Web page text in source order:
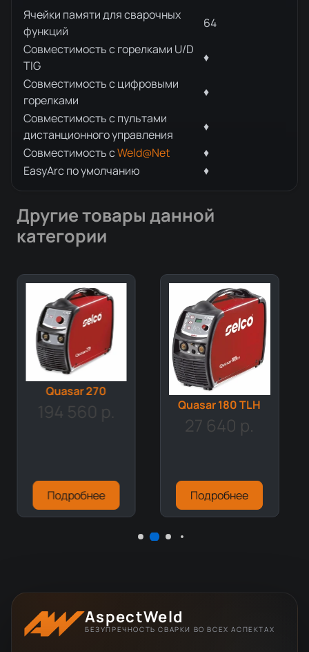
Ячейки памяти для сварочных
функций
64
Совместимость с горелками U/D
TIG
♦
Совместимость с цифровыми
горелками
♦
Совместимость с пультами
дистанционного управления
♦
Совместимость сWeld@Net
♦
EasyArc по умолчанию
♦
Другие товары данной
категории
Quasar 270
194 560 р.
Подробнее
Quasar 180 TLH
27 640 р.
Подробнее
AspectWeld
БЕЗУПРЕЧНОСТЬ СВАРКИ ВО ВСЕХ АСПЕКТАХ